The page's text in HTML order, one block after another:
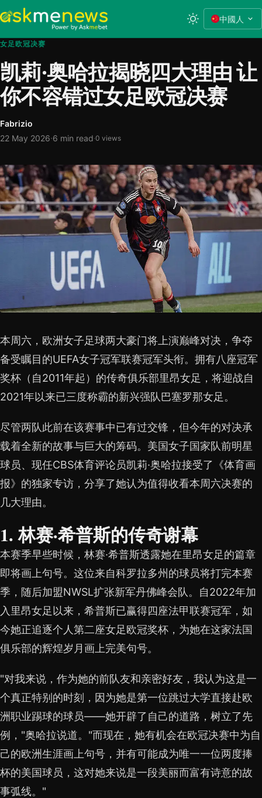
中國人
女足欧冠决赛
凯莉·奥哈拉揭晓四大理由 让
你不容错过女足欧冠决赛
Fabrizio
22 May 2026·6 min read·0 views
本周六，欧洲女子足球两大豪门将上演巅峰对决，争夺
备受瞩目的UEFA女子冠军联赛冠军头衔。拥有八座冠军
奖杯（自2011年起）的传奇俱乐部里昂女足，将迎战自
2021年以来已三度称霸的新兴强队巴塞罗那女足。
尽管两队此前在该赛事中已有过交锋，但今年的对决承
载着全新的故事与巨大的筹码。美国女子国家队前明星
球员、现任CBS体育评论员凯莉·奥哈拉接受了《体育画
报》的独家专访，分享了她认为值得收看本周六决赛的
几大理由。
1. 林赛·希普斯的传奇谢幕
本赛季早些时候，林赛·希普斯透露她在里昂女足的篇章
即将画上句号。这位来自科罗拉多州的球员将打完本赛
季，随后加盟NWSL扩张新军丹佛峰会队。自2022年加
入里昂女足以来，希普斯已赢得四座法甲联赛冠军，如
今她正追逐个人第二座女足欧冠奖杯，为她在这家法国
俱乐部的辉煌岁月画上完美句号。
"对我来说，作为她的前队友和亲密好友，我认为这是一
个真正特别的时刻，因为她是第一位跳过大学直接赴欧
洲职业踢球的球员——她开辟了自己的道路，树立了先
例，"奥哈拉说道。"而现在，她有机会在欧冠决赛中为自
己的欧洲生涯画上句号，并有可能成为唯一一位两度捧
杯的美国球员，这对她来说是一段美丽而富有诗意的故
事弧线。"